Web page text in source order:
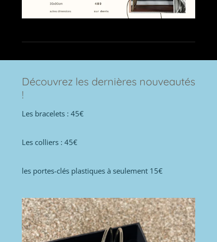
Découvrez les dernières nouveautés
!
Les bracelets : 45€
Les colliers : 45€
les portes-clés plastiques à seulement 15€